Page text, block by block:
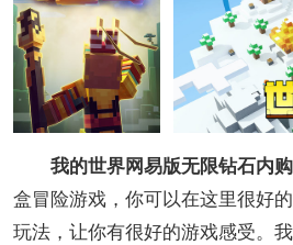
我的世界网易版无限钻石内购
盒冒险游戏，你可以在这里很好
玩法，让你有很好的游戏感受。